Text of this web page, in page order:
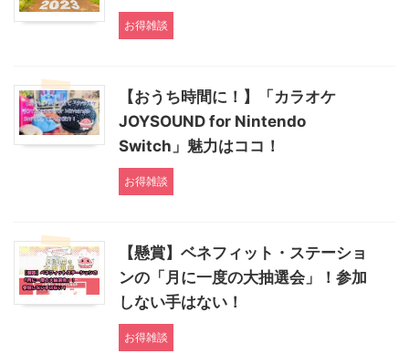
お得雑談
【おうち時間に！】「カラオケ
JOYSOUND for Nintendo
Switch」魅力はココ！
お得雑談
【懸賞】ベネフィット・ステーショ
ンの「月に一度の大抽選会」！参加
しない手はない！
お得雑談